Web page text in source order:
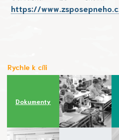
https://
Rychle k cíli
Dokumenty